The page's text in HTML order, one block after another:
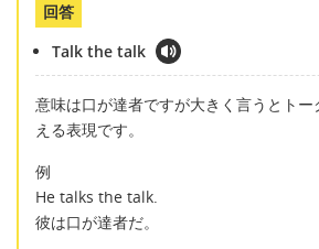
回答
Talk the talk
意味は口が達者ですが大きく言うとトー
える表現です。
例
He talks the talk.
彼は口が達者だ。